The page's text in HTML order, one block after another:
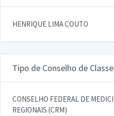
HENRIQUE LIMA COUTO
Tipo de Conselho de Classe
CONSELHO FEDERAL DE
REGIONAIS (CRM)